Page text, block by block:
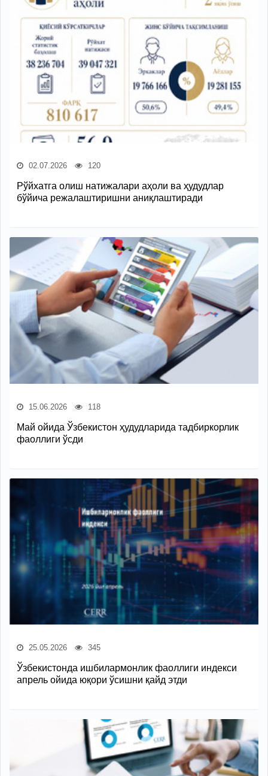
02.07.2026 120
Рўйхатга олиш натижалари аҳоли ва ҳудудлар
бўйича режалаштиришни аниқлаштиради
15.06.2026 118
Май ойида Ўзбекистон ҳудудларида тадбиркорлик
фаоллиги ўсди
25.05.2026 345
Ўзбекистонда ишбилармонлик фаоллиги индекси
апрель ойида юқори ўсишни қайд этди